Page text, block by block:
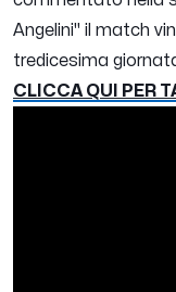
Angelini" il match
tredicesima
CLICCA QUI PER